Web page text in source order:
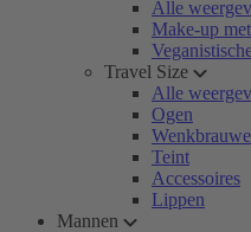
Alle
Make-up
Travel Size
Alle
Ogen
Teint
Accessoires
Lippen
Mannen